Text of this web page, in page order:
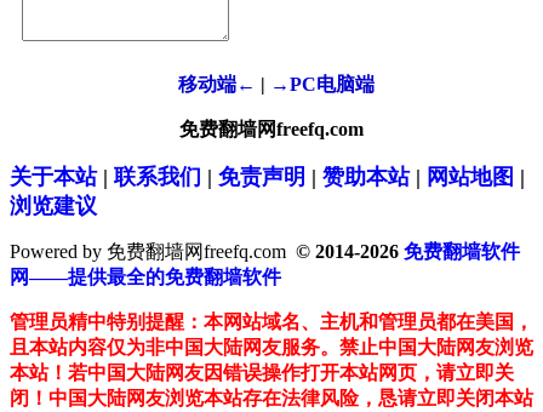
移动端← | →PC电脑端
免费翻墙网freefq.com
关于本站| 联系我们 | 免责声明 | 赞助本站| 网站地图 |
浏览建议
Powered by 免费翻墙网freefq.com © 2014-2026 免费翻墙软件
网——提供最全的免费翻墙软件
管理员精中特别提醒：本网站域名、主机和管理员都在美国，
且本站内容仅为非中国大陆网友服务。禁止中国大陆网友浏览
本站！若中国大陆网友因错误操作打开本站网页，请立即关
闭！中国大陆网友浏览本站存在法律风险，恳请立即关闭本站